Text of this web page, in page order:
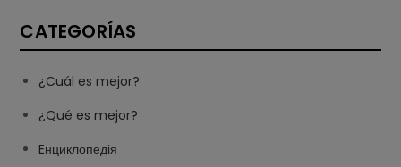
CATEGORÍAS
¿Cuál es mejor?
¿Qué es mejor?
Eнциклопедія